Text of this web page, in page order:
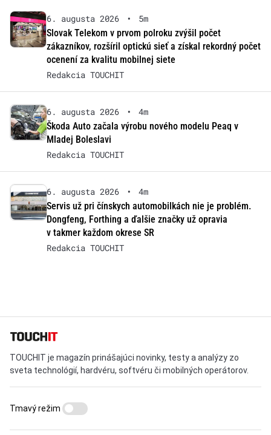
6. augusta 2026 •
5m
Slovak Telekom v prvom polroku zvýšil počet
zákazníkov, rozšíril optickú sieť a získal rekordný počet
ocenení za kvalitu mobilnej siete
Redakcia TOUCHIT
6. augusta 2026 •
4m
Škoda Auto začala výrobu nového modelu Peaq v
Mladej Boleslavi
Redakcia TOUCHIT
6. augusta 2026 •
4m
Servis už pri čínskych automobilkách nie je problém.
Dongfeng, Forthing a ďalšie značky už opravia
v takmer každom okrese SR
Redakcia TOUCHIT
TOUCHIT je magazín prinášajúci novinky, testy a analýzy zo
sveta technológií, hardvéru, softvéru či mobilných operátorov.
Tmavý režim